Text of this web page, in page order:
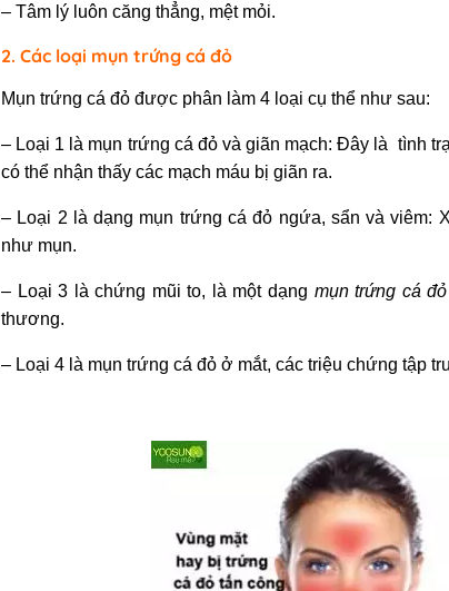
– Tâm lý luôn căng thẳng, mệt mỏi.
2. Các loại mụn trứng cá đỏ
Mụn trứng cá đỏ được phân làm 4 loại cụ thể như sau:
– Loại 1 là mụn trứng cá đỏ và giãn mạch: Đây là tình
có thể nhận thấy các mạch máu bị giãn ra.
– Loại 2 là dạng mụn trứng cá đỏ ngứa, sẩn và viêm:
như mụn.
– Loại 3 là chứng mũi to, là một dạng mụn trứng cá
thương.
– Loại 4 là mụn trứng cá đỏ ở mắt, các triệu chứng tập